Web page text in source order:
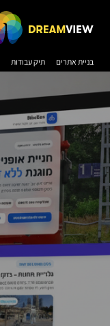
בניית אתרים תיק עבודות